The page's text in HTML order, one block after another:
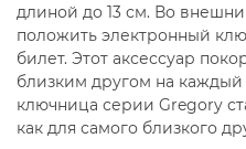
длиной до 13 см. Во
положить электронный
билет. Этот аксессуар
близким другом на каждый
ключница серии Gregory
как для самого близкого